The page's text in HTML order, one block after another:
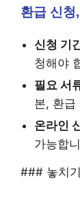
환급 신청
신청 기
청해야
필요 서
본, 환급
온라인
가능합
### 놓치